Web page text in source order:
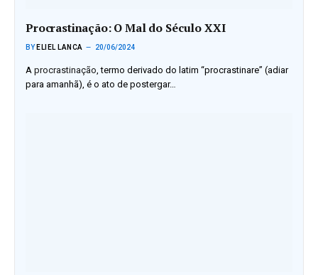
Procrastinação: O Mal do Século XXI
BY ELIEL LANCA 20/06/2024
A procrastinação , termo derivado do latim “procrastinare” (adiar
para amanhã), é o ato de postergar…